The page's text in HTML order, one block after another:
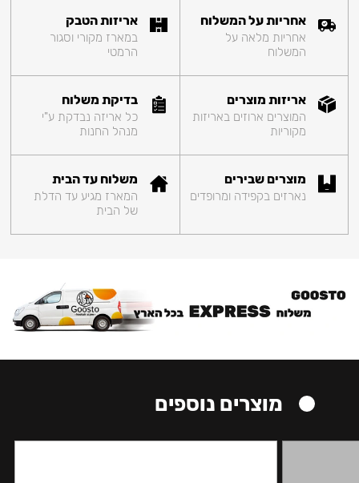
אחריות על המשלוח
אחריות מלאה על
המשלוח
אריזות הטבק
במארז מקורי וסגור
הרמטי
אריזות מוצרים
המוצרים ארוזים באריזות
מקוריות
בדיקת משלוח
כל אריזה נבדקת ע"י
מנהל החנות
מוצרים שבירים
נארזים בקפידה ומרופדים
משלוח עד הבית
המארז מגיע עד הדלת
של הבית
מוצרים נוספים